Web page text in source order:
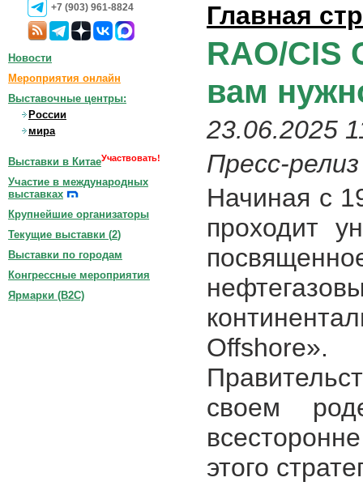
+7 (903) 961-8824 Главная
RAO/CIS
вам
23.06.2025
Пресс-релиз
Начиная с
проходит
своем
этого
Новости
Мероприятия онлайн
Выставочные центры:
России
мира
Выставки в КитаеУчаствовать!
Участие в международных
выставках
Крупнейшие организаторы
Текущие выставки (2)
Выставки по городам
Конгрессные мероприятия
Ярмарки (B2C)